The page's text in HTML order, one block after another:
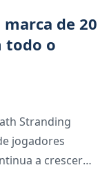
de 20
todo o
Stranding
jogadores
a crescer